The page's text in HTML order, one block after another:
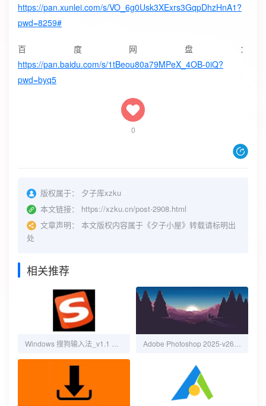
https://pan.xunlei.com/s/VO_6g0Usk3XExrs3GqpDhzHnA1?
pwd=8259#
百度网盘：
https://pan.baidu.com/s/1tBeou80a79MPeX_4OB-0iQ?
pwd=byq5
0
版权属于：
夕子库xzku
本文链接：
https://xzku.cn/post-2908.html
文章声明：
本文版权内容属于《夕子小屋》转载请标明出
处
相关推荐